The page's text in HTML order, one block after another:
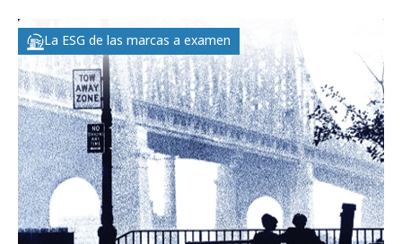
La ESG de las marcas a examen